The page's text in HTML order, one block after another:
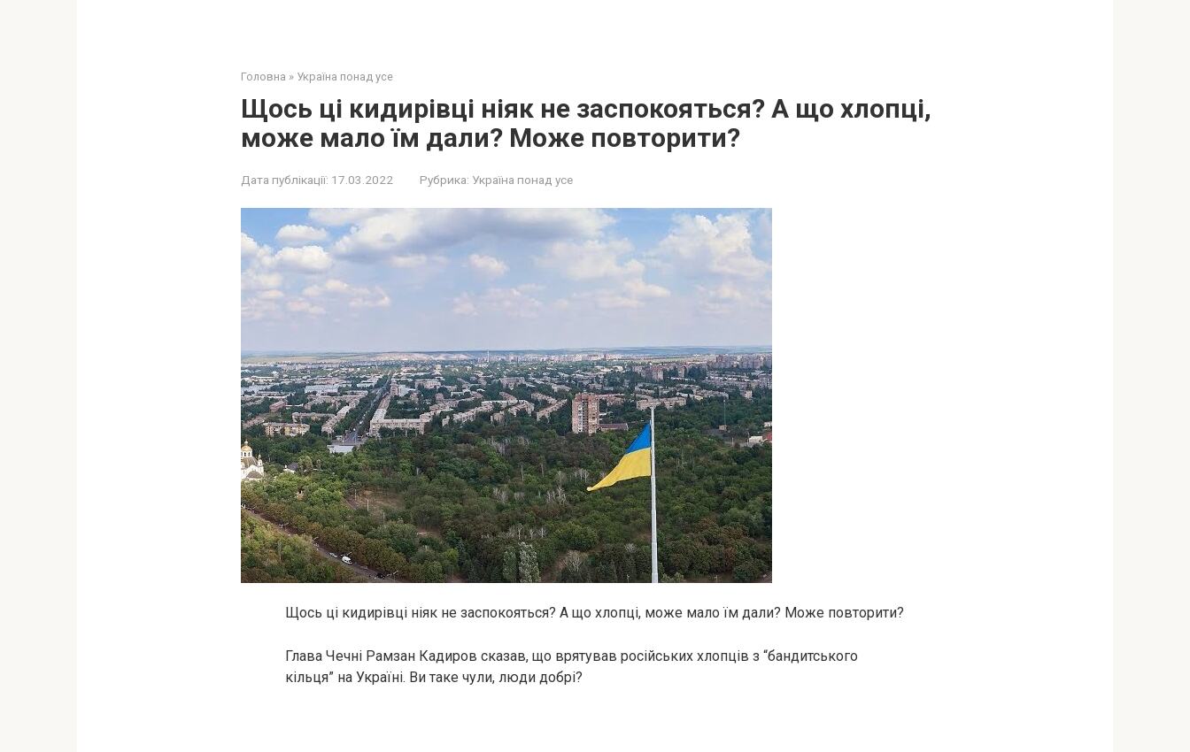
Головна » Україна понад усе
Щось ці кидирівці ніяк не заспокояться? А що хлопці,
може мало їм дали? Може повторити?
Дата публікації: 17.03.2022 Рубрика: Україна понад усе
Щось ці кидирівці ніяк не заспокояться? А що хлопці, може мало їм дали? Може повторити?
Глава Чечні Рамзан Кадиров сказав, що врятував російських хлопців з “бандитського
кільця” на Україні. Ви таке чули, люди добрі?